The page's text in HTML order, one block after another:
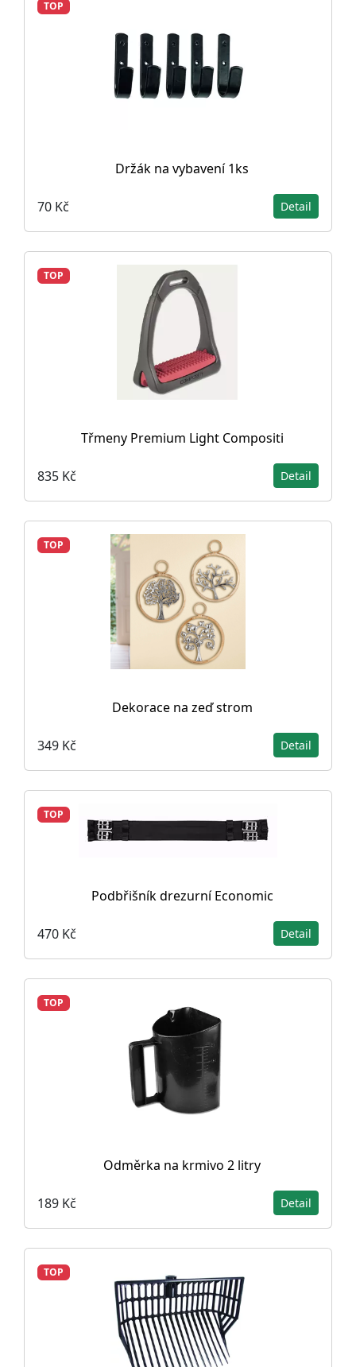
TOP
Držák na vybavení 1ks
70 Kč Detail
TOP
Třmeny Premium Light Compositi
835 Kč Detail
TOP
Dekorace na zeď strom
349 Kč Detail
TOP
Podbřišník drezurní Economic
470 Kč Detail
TOP
Odměrka na krmivo 2 litry
189 Kč Detail
TOP